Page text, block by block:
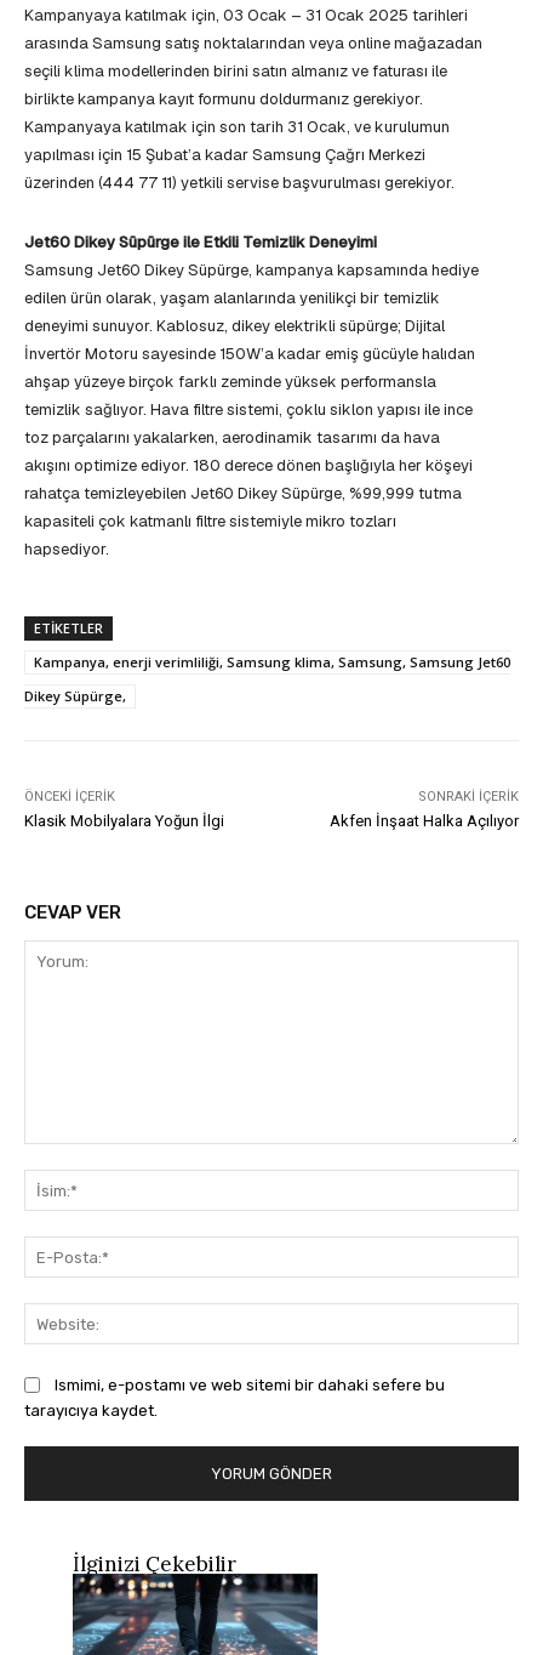
Kampanyaya katılmak için, 03 Ocak – 31 Ocak 2025 tarihleri
arasında Samsung satış noktalarından veya online mağazadan
seçili klima modellerinden birini satın almanız ve faturası ile
birlikte kampanya kayıt formunu doldurmanız gerekiyor.
Kampanyaya katılmak için son tarih 31 Ocak, ve kurulumun
yapılması için 15 Şubat’a kadar Samsung Çağrı Merkezi
üzerinden (444 77 11) yetkili servise başvurulması gerekiyor.
Jet60 Dikey Süpürge ile Etkili Temizlik Deneyimi
Samsung Jet60 Dikey Süpürge, kampanya kapsamında hediye
edilen ürün olarak, yaşam alanlarında yenilikçi bir temizlik
deneyimi sunuyor. Kablosuz, dikey elektrikli süpürge; Dijital
İnvertör Motoru sayesinde 150W’a kadar emiş gücüyle halıdan
ahşap yüzeye birçok farklı zeminde yüksek performansla
temizlik sağlıyor. Hava filtre sistemi, çoklu siklon yapısı ile ince
toz parçalarını yakalarken, aerodinamik tasarımı da hava
akışını optimize ediyor. 180 derece dönen başlığıyla her köşeyi
rahatça temizleyebilen Jet60 Dikey Süpürge, %99,999 tutma
kapasiteli çok katmanlı filtre sistemiyle mikro tozları
hapsediyor.
ETIKETLER
Kampanya, enerji verimliliği, Samsung klima, Samsung, Samsung Jet60
Dikey Süpürge,
ÖNCEKI İÇERIK
Klasik Mobilyalara Yoğun İlgi
SONRAKI İÇERIK
Akfen İnşaat Halka Açılıyor
CEVAP VER
Ismimi, e-postamı ve web sitemi bir dahaki sefere bu
tarayıcıya kaydet.
İlginizi Çekebilir